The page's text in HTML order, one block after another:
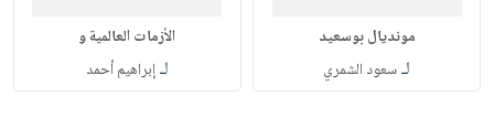
مونديال بوسعيد
لـسعود الشمري
الأزمات العالمية و
لـإبراهيم أحمد